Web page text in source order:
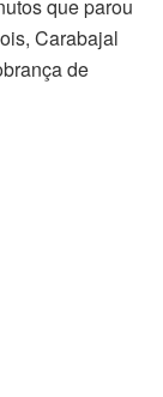
que parou
Carabajal
de